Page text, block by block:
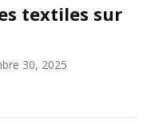
textiles sur
30, 2025